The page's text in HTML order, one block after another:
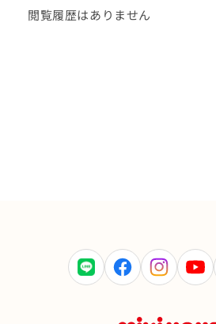
閲覧履歴はありません
LINE FacebookInstagramYouTube